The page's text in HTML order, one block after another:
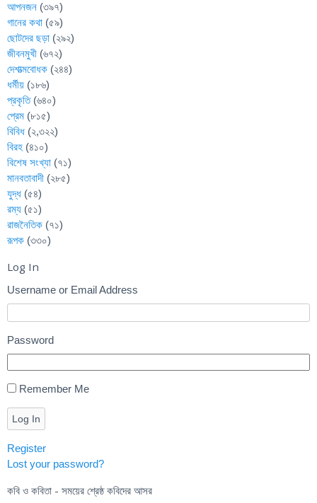
আপনজন (৩৯৭)
গানের কথা (৫৯)
ছোটদের ছড়া (২৯২)
জীবনমুখী (৬৭২)
দেশাত্মবোধক (২৪৪)
ধর্মীয় (১৮৬)
প্রকৃতি(৬৪০)
প্রেম (৮১৫)
বিবিধ (২,৩২২)
বিরহ (৪১০)
বিশেষ সংখ্যা (৭১)
মানবতাবাদী (২৮৫)
যুদ্ধ (৫৪)
রম্য (৫১)
রাজনৈতিক (৭১)
রূপক (৩৩০)
Log In
Username or Email Address
Password
Remember Me
Log In
Register
Lost your password?
কবি ও কবিতা - সময়ের শ্রেষ্ঠ কবিদের আসর